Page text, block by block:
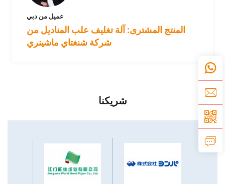
عميل من دبي
المنتج المشترى: آلة تغليف علب المناديل من
شركة شنغتاي ماشينري
شريكنا